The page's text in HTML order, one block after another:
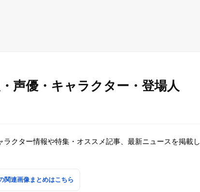
声優・キャラクター・登場人
クター情報や特集・オススメ記事、最新ニュースを掲載し
関連画像まとめはこちら